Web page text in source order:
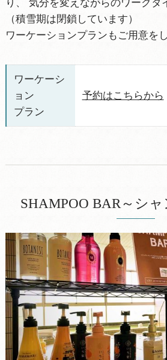
り、 気分を変えながらのワークタ
（積雪期は閉鎖しています）
ワーケーションプランもご用意を
ワーケーシ
ョン
プラン
予約はこちらから
SHAMPOO BAR～シ